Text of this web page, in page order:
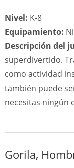
Nivel: K-8
Equipamiento:
Descripción del
superdivertido.
como actividad
también puede
necesitas ningún
Gorila,